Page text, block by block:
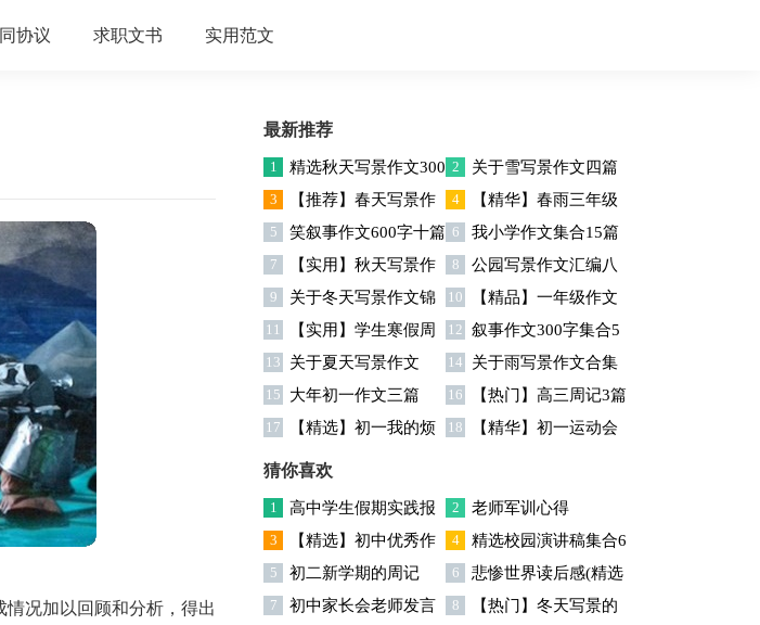
协议 求职文书 实用范文
况加以回顾和分析，得出
最新推荐
1
精选秋天写景作文300
字9篇
2 关于雪写景作文四篇
3
【推荐】春天写景作
文3篇
4
【精华】春雨三年级
作文汇总八篇
5 笑叙事作文600字十篇 6 我小学作文集合15篇
7
【实用】秋天写景作
文三篇
8
公园写景作文汇编八
篇
9
关于冬天写景作文锦
集10篇
10
【精品】一年级作文
300字集锦八篇
11
【实用】学生寒假周
记三篇
12 叙事作文300字集合5
篇
13 关于夏天写景作文 14
关于雨写景作文合集
六篇
15 大年初一作文三篇 16 【热门】高三周记3篇
17
【精选】初一我的烦
恼作文四篇
18
【精华】初一运动会
猜你喜欢
1
高中学生假期实践报
告
2 老师军训心得
3
【精选】初中优秀作
文汇编4篇
4
精选校园演讲稿集合6
篇
5 初二新学期的周记 6
悲惨世界读后感(精选
15篇)
7
初中家长会老师发言
8
【热门】冬天写景的